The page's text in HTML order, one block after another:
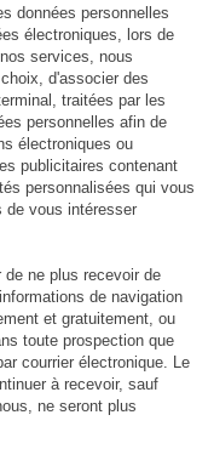
données personnelles
électroniques, lors de
services, nous
d'associer des
traitées par les
personnelles afin de
électroniques ou
publicitaires contenant
personnalisées qui vous
de vous intéresser
de ne plus recevoir de
de navigation
et gratuitement, ou
toute prospection que
courrier électronique. Le
à recevoir, sauf
ne seront plus